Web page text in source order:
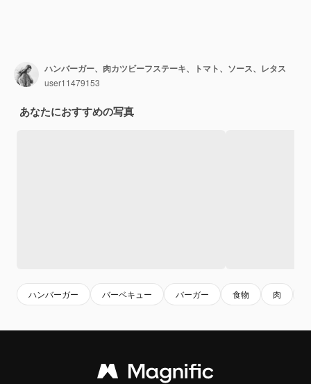
ハンバーガー、肉カツビーフステーキ、トマト、ソース、レタス
user11479153
あなたにおすすめの写真
ハンバーガー バーベキュー バーガー 食物 肉